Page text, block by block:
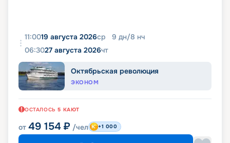
11:0019 августа 2026ср 9 дн/8 нч
06:3027 августа 2026чт
Октябрьская революция
ЭКОНОМ
ОСТАЛОСЬ 5 КАЮТ
от 49 154 ₽ /чел +1 000